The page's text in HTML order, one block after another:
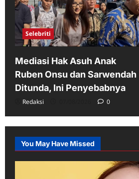
Selebriti
Mediasi Hak Asuh Anak
Ruben Onsu dan Sarwendah
Ditunda, Ini Penyebabnya
Redaksi 0
You May Have Missed